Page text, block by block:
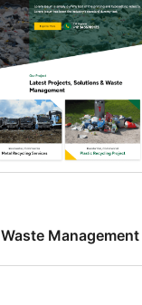
Waste Management